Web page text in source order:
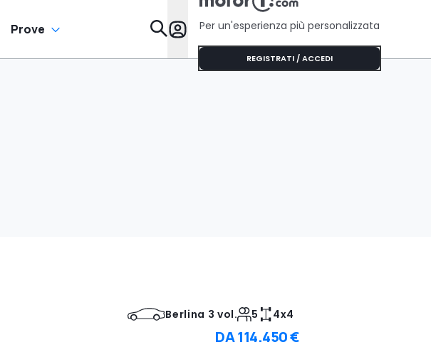
Prove Da Sapere
Per un'esperienza più personalizzata
REGISTRATI / ACCEDI
Berlina 3 vol. 5 4x4
DA114.450 €